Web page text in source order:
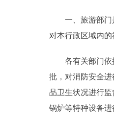
北京
绿色
一、旅游部门是
对本行政区域内的
各有关部门依据
批，对消防安全
品卫生状况进行
锅炉等特种设备进